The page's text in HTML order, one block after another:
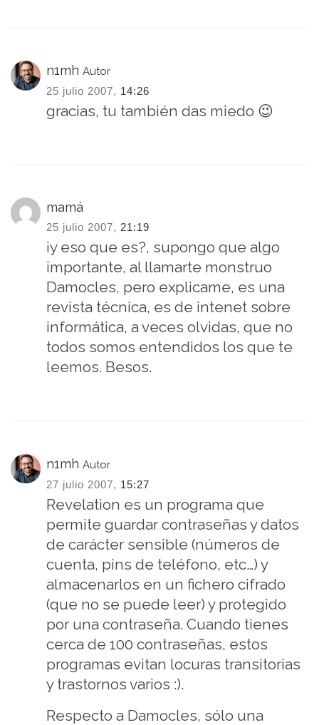
n1mh Autor
25 julio 2007, 14:26
gracias, tu también das miedo 😉
mamá
25 julio 2007, 21:19
¡y eso que es?, supongo que algo
importante, al llamarte monstruo
Damocles, pero explicame, es una
revista técnica, es de intenet sobre
informática, a veces olvidas, que no
todos somos entendidos los que te
leemos. Besos.
n1mh Autor
27 julio 2007, 15:27
Revelation es un programa que
permite guardar contraseñas y datos
de carácter sensible (números de
cuenta, pins de teléfono, etc…) y
almacenarlos en un fichero cifrado
(que no se puede leer) y protegido
por una contraseña. Cuando tienes
cerca de 100 contraseñas, estos
programas evitan locuras transitorias
y trastornos varios :).
Respecto a Damocles, sólo una